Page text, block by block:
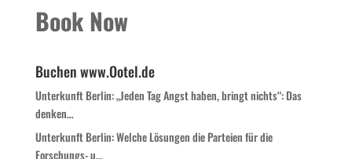
Book Now
Buchen www.Ootel.de
Unterkunft Berlin: „Jeden Tag Angst haben, bringt nichts“: Das
denken…
Unterkunft Berlin: Welche Lösungen die Parteien für die
Forschungs- u…